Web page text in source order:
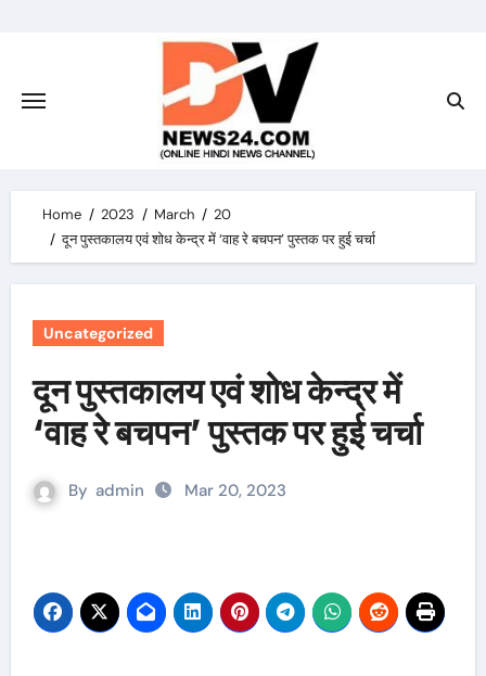
Home 2023 March
20
दून पुस्तकालय एवं शोध केन्द्र में ‘वाह रे बचपन’ पुस्तक पर हुई चर्चा
Uncategorized
दून पुस्तकालय एवं शोध केन्द्र में
‘वाह रे बचपन’ पुस्तक पर हुई चर्चा
By admin Mar 20, 2023